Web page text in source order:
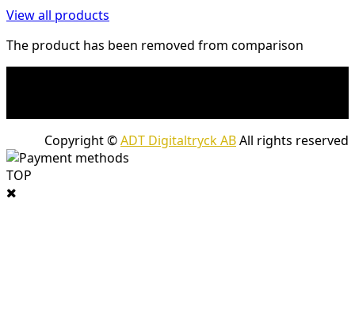
View all products
The product has been removed from comparison
Copyright ©ADT Digitaltryck ABAll rights reserved
TOP